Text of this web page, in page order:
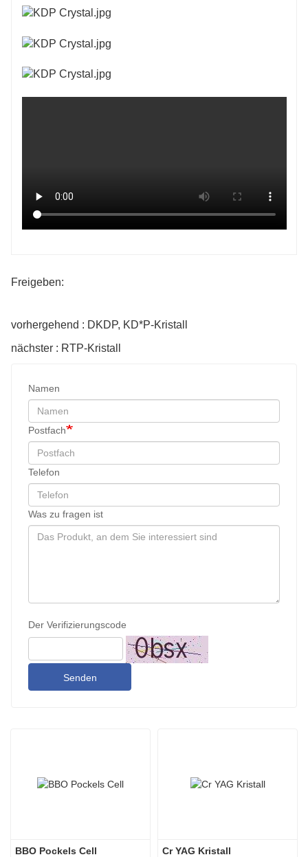
Freigeben:
vorhergehend : DKDP, KD*P-Kristall
nächster : RTP-Kristall
Namen
Postfach
Telefon
Was zu fragen ist
Der Verifizierungscode
Senden
BBO Pockels Cell Cr YAG Kristall